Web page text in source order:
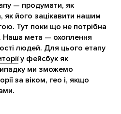
— продумати, як
як його зацікавити нашим
Тут поки що не потрібна
Наша мета — охоплення
людей. Для цього етапу
у фейсбук як
ми зможемо
за віком, гео і, якщо